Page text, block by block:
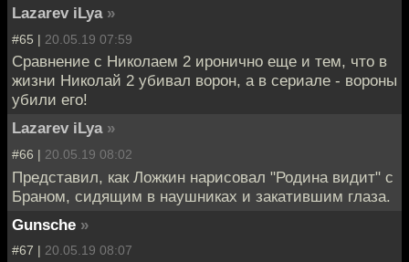
Lazarev iLya »
#65 | 20.05.19 07:59
Сравнение с Николаем 2 иронично еще и тем, что в
жизни Николай 2 убивал ворон, а в сериале - вороны
убили его!
Lazarev iLya »
#66 | 20.05.19 08:02
Представил, как Ложкин нарисовал "Родина видит" с
Браном, сидящим в наушниках и закатившим глаза.
Gunsche »
#67 | 20.05.19 08:07